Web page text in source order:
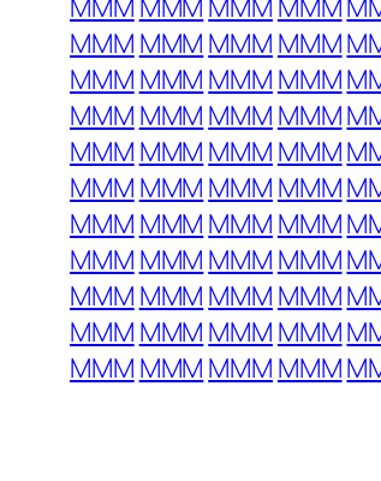
MMM MMM MMM MMM
MMM MMM MMM MMM
MMM MMM MMM MMM
MMM MMM MMM MMM
MMM MMM MMM MMM
MMM MMM MMM MMM
MMM MMM MMM MMM
MMM MMM MMM MMM
MMM MMM MMM MMM
MMM MMM MMM MMM
MMM MMM MMM MMM